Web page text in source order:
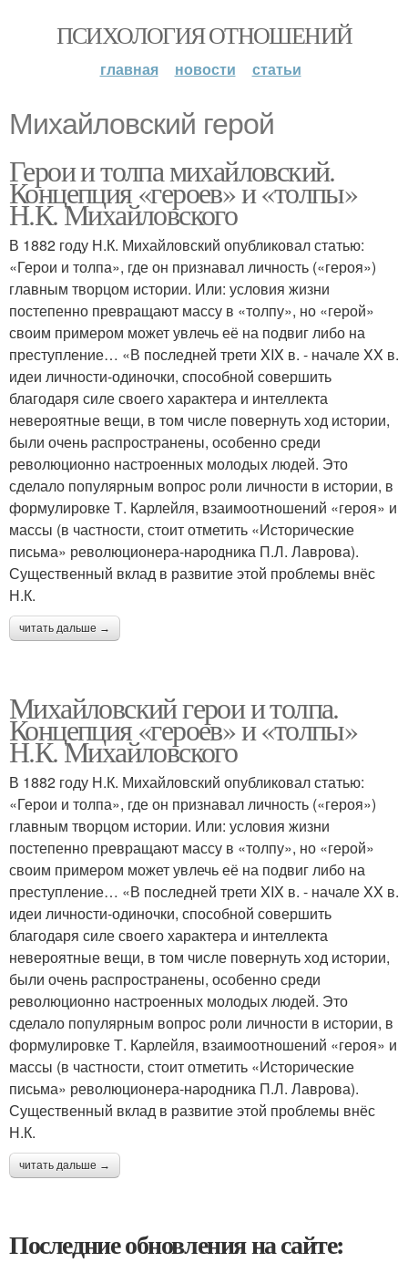
ПСИХОЛОГИЯ ОТНОШЕНИЙ
главная новости статьи
Михайловский герой
Герои и толпа михайловский.
Концепция «героев» и «толпы»
Н.К. Михайловского
В 1882 году Н.К. Михайловский опубликовал статью:
«Герои и толпа», где он признавал личность («героя»)
главным творцом истории. Или: условия жизни
постепенно превращают массу в «толпу», но «герой»
своим примером может увлечь её на подвиг либо на
преступление… «В последней трети XIX в. - начале XX в.
идеи личности-одиночки, способной совершить
благодаря силе своего характера и интеллекта
невероятные вещи, в том числе повернуть ход истории,
были очень распространены, особенно среди
революционно настроенных молодых людей. Это
сделало популярным вопрос роли личности в истории, в
формулировке Т. Карлейля, взаимоотношений «героя» и
массы (в частности, стоит отметить «Исторические
письма» революционера-народника П.Л. Лаврова).
Существенный вклад в развитие этой проблемы внёс
Н.К.
читать дальше →
Михайловский герои и толпа.
Концепция «героев» и «толпы»
Н.К. Михайловского
В 1882 году Н.К. Михайловский опубликовал статью:
«Герои и толпа», где он признавал личность («героя»)
главным творцом истории. Или: условия жизни
постепенно превращают массу в «толпу», но «герой»
своим примером может увлечь её на подвиг либо на
преступление… «В последней трети XIX в. - начале XX в.
идеи личности-одиночки, способной совершить
благодаря силе своего характера и интеллекта
невероятные вещи, в том числе повернуть ход истории,
были очень распространены, особенно среди
революционно настроенных молодых людей. Это
сделало популярным вопрос роли личности в истории, в
формулировке Т. Карлейля, взаимоотношений «героя» и
массы (в частности, стоит отметить «Исторические
письма» революционера-народника П.Л. Лаврова).
Существенный вклад в развитие этой проблемы внёс
Н.К.
читать дальше →
Последние обновления на сайте: